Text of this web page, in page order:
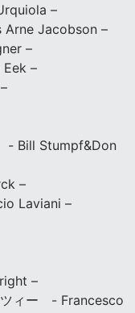
–
Arne Jacobson –
–
–
- Bill Stumpf&Don
–
Laviani –
–
ツィー - Francesco